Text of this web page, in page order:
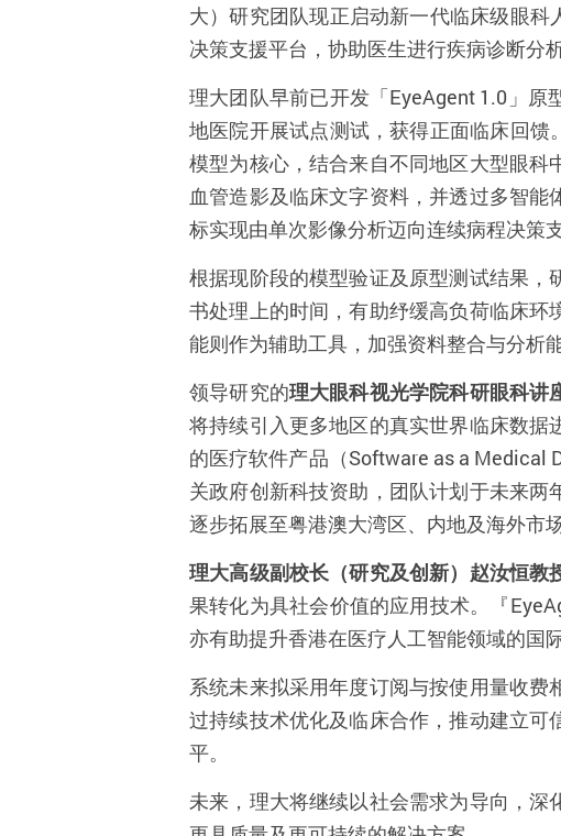
大）研究团队现正启动新一代临床级眼科
决策支援平台，协助医生进行疾病诊断分
理大团队早前已开发「EyeAgent 1.0 」原
地医院开展试点测试，获得正面临床回
模型为核心，结合来自不同地区大型眼科
血管造影及临床文字资料，并透过多智
标实现由单次影像分析迈向连续病程决策
根据现阶段的模型验证及原型测试结果
书处理上的时间，有助纾缓高负荷临床
能则作为辅助工具，加强资料整合与分析能
领导研究的理大眼科视光学院科研眼科讲
将持续引入更多地区的真实世界临床数
的医疗软件产品（Software as a Medical
关政府创新科技资助，团队计划于未来
逐步拓展至粤港澳大湾区、内地及海外市场
理大高级副校长（研究及创新）赵汝恒教
果转化为具社会价值的应用技术。『
亦有助提升香港在医疗人工智能领域的国
系统未来拟采用年度订阅与按使用量收
过持续技术优化及临床合作，推动建立
平。
未来，理大将继续以社会需求为导向，深